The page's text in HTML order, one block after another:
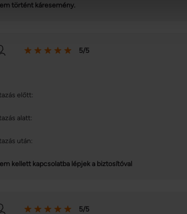
adatait, akik kombinálhatják az adatokat más
történt káresemény.
5/5
előtt:
alatt:
után:
kellett kapcsolatba lépjek a biztosítóval
5/5